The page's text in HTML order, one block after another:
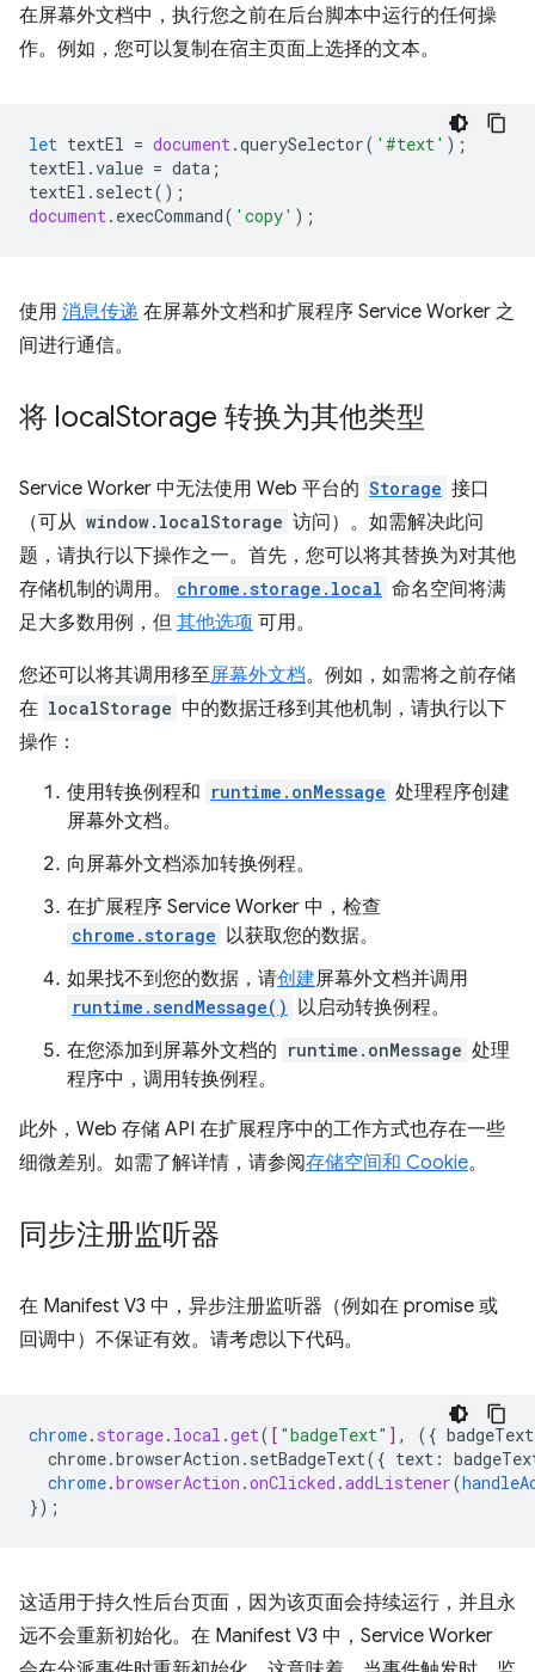
在屏幕外文档中，执行您之前在后台脚本中运行的任何操
作。例如，您可以复制在宿主页面上选择的文本。
let textEl = document.querySelector( '#text' );
textEl .value = data ;
textEl . select();
document. execCommand( 'copy' );
使用 消息传递 在屏幕外文档和扩展程序 Service Worker 之
间进行通信。
将 localStorage 转换为其他类型
Service Worker 中无法使用 Web 平台的 Storage 接口
（可从 window.localStorage 访问）。如需解决此问
题，请执行以下操作之一。首先，您可以将其替换为对其他
存储机制的调用。
chrome.storage.local 命名空间将满
足大多数用例，但 其他选项 可用。
您还可以将其调用移至屏幕外文档。例如，如需将之前存储
在 localStorage 中的数据迁移到其他机制，请执行以下
操作：
使用转换例程和 runtime.onMessage 处理程序创建
屏幕外文档。
向屏幕外文档添加转换例程。
在扩展程序 Service Worker 中，检查
chrome.storage 以获取您的数据。
如果找不到您的数据，请创建屏幕外文档并调用
runtime.sendMessage() 以启动转换例程。
在您添加到屏幕外文档的 runtime.onMessage 处理
程序中，调用转换例程。
此外，Web 存储 API 在扩展程序中的工作方式也存在一些
细微差别。如需了解详情，请参阅存储空间和 Cookie。
同步注册监听器
在 Manifest V3 中，异步注册监听器（例如在 promise 或
回调中）不保证有效。请考虑以下代码。
chrome. storage. local .get( [ "badgeText" ] , ({ badgeText
chrome.browserAction.setBadgeText({ text :
chrome.browserAction .onClicked .addListener(
});
这适用于持久性后台页面，因为该页面会持续运行，并且永
远不会重新初始化。在 Manifest V3 中，Service Worker